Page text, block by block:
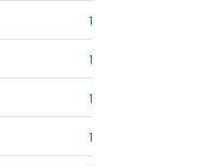
1
1
1
1